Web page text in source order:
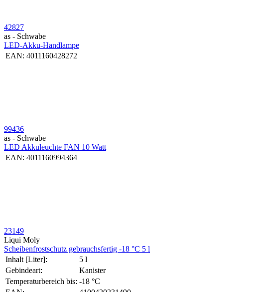
42827
as - Schwabe
LED-Akku-Handlampe
EAN: 4011160428272
99436
as - Schwabe
LED Akkuleuchte FAN 10 Watt
EAN: 4011160994364
23149
Liqui Moly
Schei­ben­frost­schutz gebrauchs­fertig -18 °C 5 l
Inhalt [Liter]:
5 l
Gebindeart:
Kanister
Temperaturbereich bis: -18 °C